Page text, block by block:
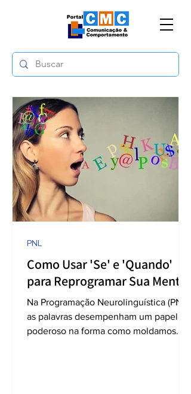
Como Usar 'Se' e 'Quando'
para Reprogramar Sua Mente
Na Programação Neurolinguística (PNL),
as palavras desempenham um papel
poderoso na forma como moldamos
PNL